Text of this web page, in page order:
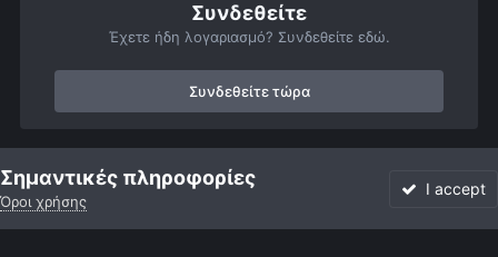
Συνδεθείτε
Έχετε ήδη λογαριασμό? Συνδεθείτε εδώ.
Συνδεθείτε τώρα
Αρχή Αστροφωτογραφίες Τηλεσκόπια και Εξοπλισμός
Σημαντικές πληροφορίες
Όροι χρήσης
I accept
Forum